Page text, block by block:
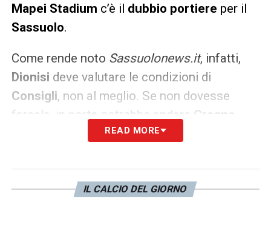
Mapei Stadium c’è il dubbio portiere per il
Sassuolo.
Come rende noto Sassuolonews.it, infatti,
Dionisi deve valutare le condizioni di
Consigli, non al meglio. Se non dovesse
farcela, in porta potrebbe andare
Cragno
L’allenatore potrebbe cambiare qualcosa in
al posto diTressoldi. Sono attese novità nei
prossimi giorni.
READ MORE
IL CALCIO DEL GIORNO